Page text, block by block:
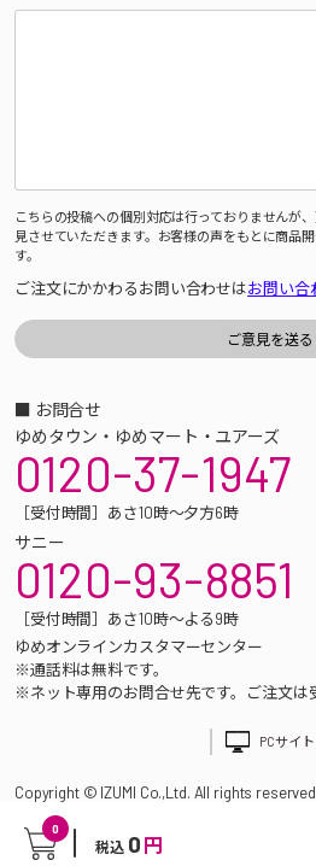
0
税込 0 円
こちらの投稿への個別対応は行っておりませんが
見させていただきます。お客様の声をもとに商品
す。
ご注文にかかわるお問い合わせはお問い合
■ お問合せ
ゆめタウン・ゆめマート・ユアーズ
0120-37-1947
［受付時間］あさ10時～夕方6時
サニー
0120-93-8851
［受付時間］あさ10時～よる9時
ゆめオンラインカスタマーセンター
※通話料は無料です。
※ネット専用のお問合せ先です。ご注文は
PCサイト
Copyright © IZUMI Co.,Ltd. All rights